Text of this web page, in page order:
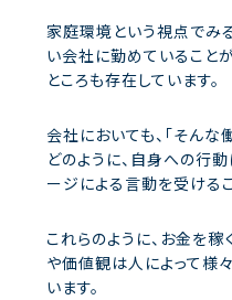
家庭環境という視点でみ
い会社に勤めていること
ところも存在しています。
会社においても、「そん
どのように、自身への行
ージによる言動を受ける
これらのように、お金を稼
や価値観は人によって様
います。